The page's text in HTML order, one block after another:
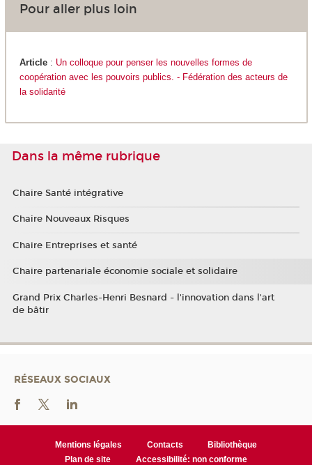
Pour aller plus loin
Article : Un colloque pour penser les nouvelles formes de
coopération avec les pouvoirs publics. - Fédération des acteurs de
la solidarité
Dans la même rubrique
Chaire Santé intégrative
Chaire Nouveaux Risques
Chaire Entreprises et santé
Chaire partenariale économie sociale et solidaire
Grand Prix Charles-Henri Besnard - l'innovation dans l'art
de bâtir
RÉSEAUX SOCIAUX
Mentions légales Contacts
Bibliothèque
Plan de site
Accessibilité: non conforme